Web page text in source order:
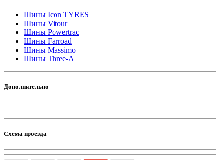
Шины Icon TYRES
Шины Vitour
Шины Powertrac
Шины Farroad
Шины Massimo
Шины Three-A
Дополнительно
Схема проезда